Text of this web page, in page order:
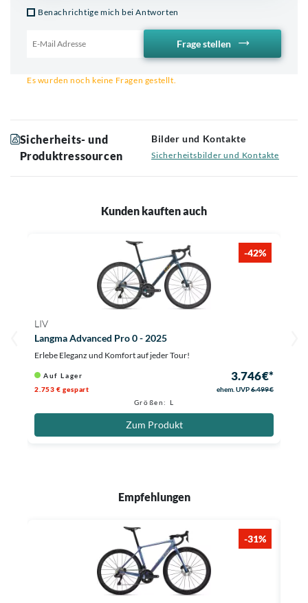
Benachrichtige mich bei Antworten
Frage stellen
Es wurden noch keine Fragen gestellt.
Sicherheits- und
Produktressourcen
Bilder und Kontakte
Sicherheitsbilder und Kontakte
Kunden kauften auch
-42%
LIV
Langma Advanced Pro 0 - 2025
Erlebe Eleganz und Komfort auf jeder Tour!
Auf Lager 3.746 €*
2.753 € gespart ehem. UVP6.499 €
Größen: L
Zum Produkt
Empfehlungen
-31%